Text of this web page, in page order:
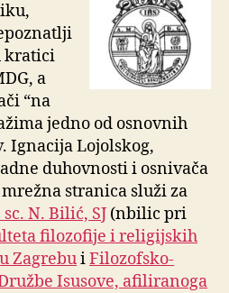
kratici
a
“na
jedno od osnovnih
Ignacija Lojolskog,
duhovnosti i osnivača
stranica služi za
sc. N. Bilić, SJ (nbilic pri
filozofije i religijskih
ZagrebuiFilozofsko-
Isusove, afiliranoga